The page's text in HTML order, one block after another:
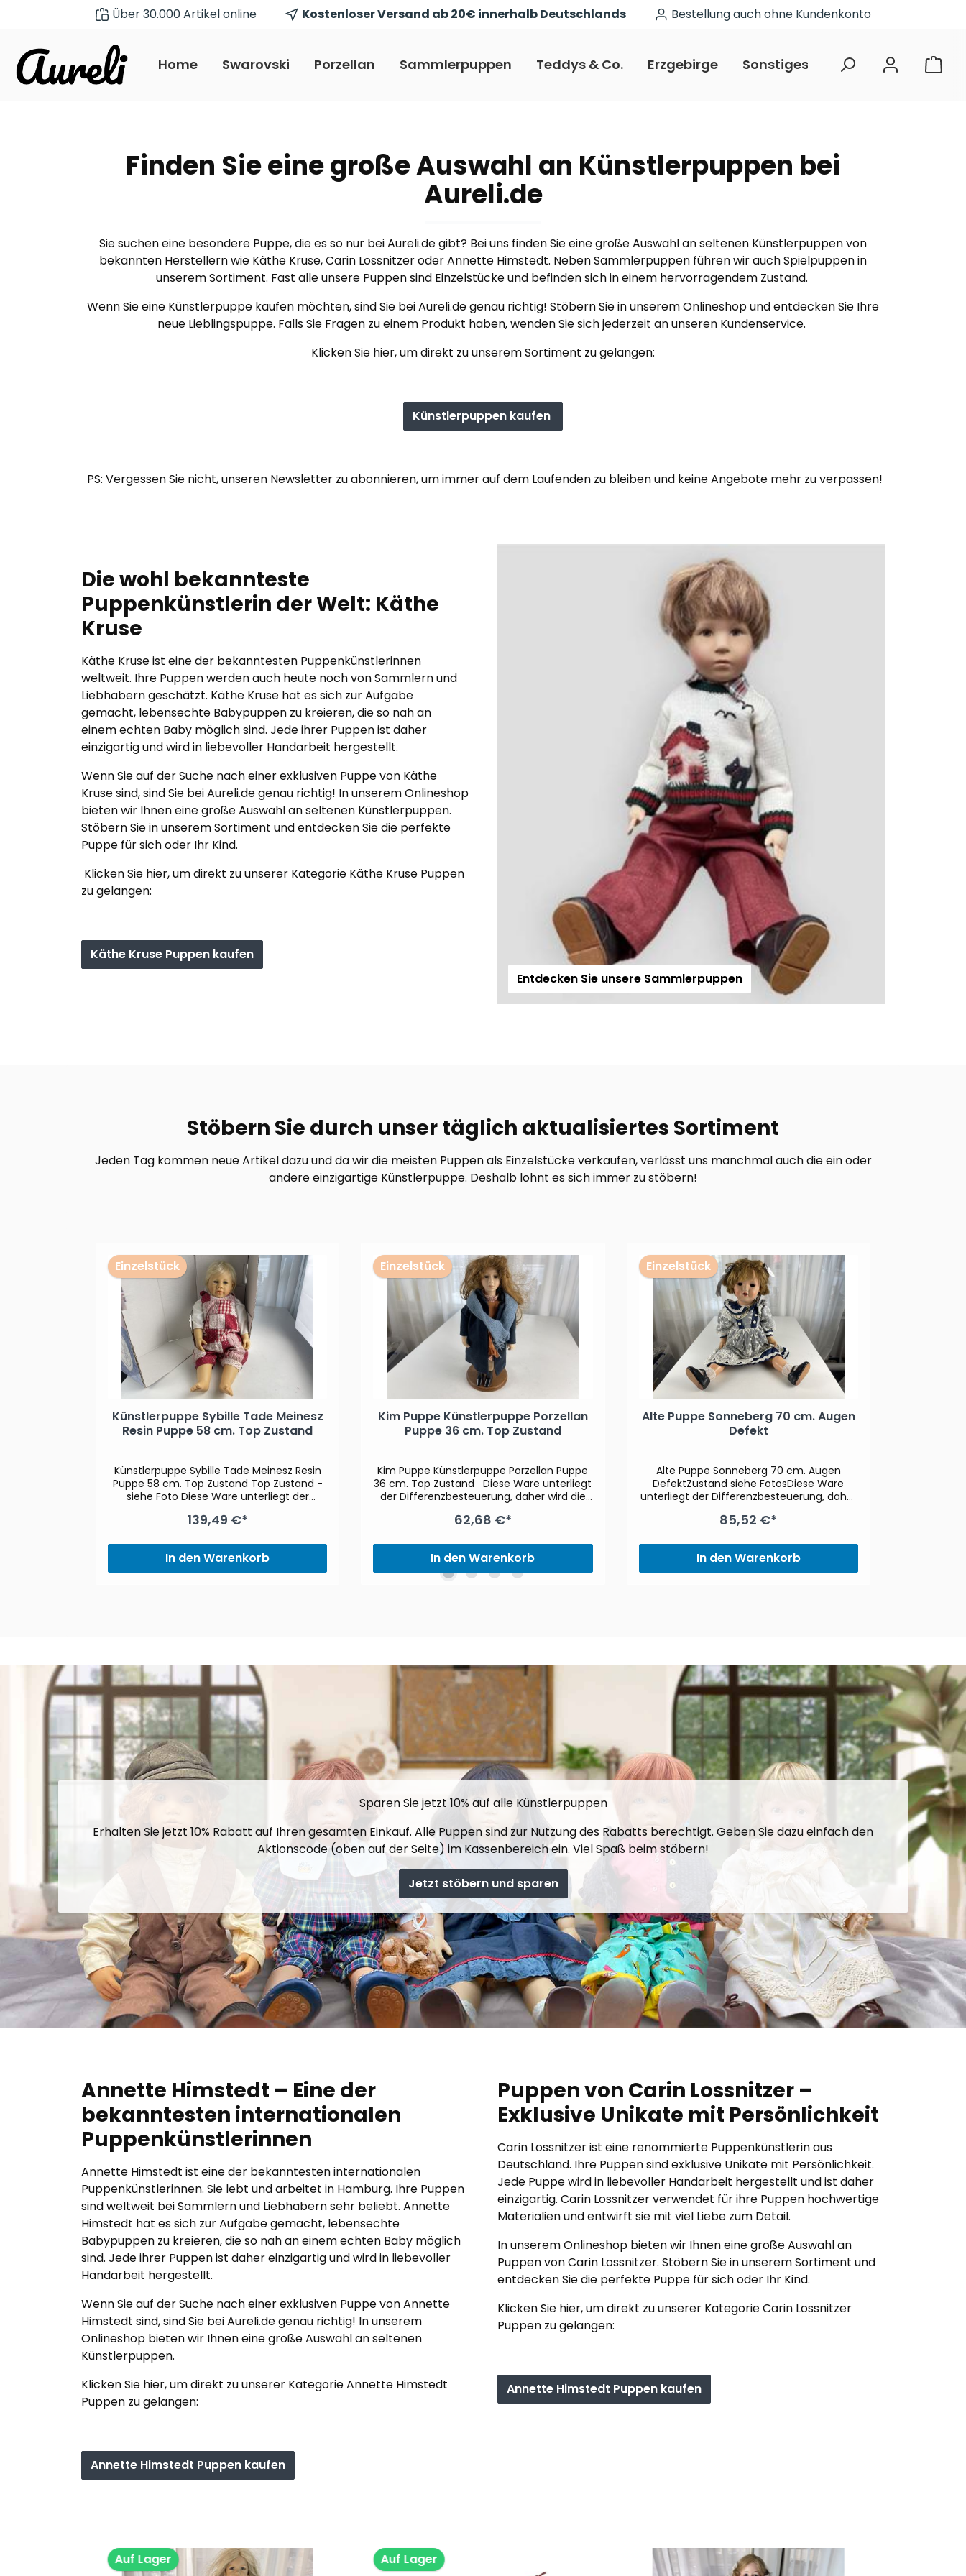
Zur Hauptnavigation springen
Über 30.000 Artikel online Kostenloser Versand ab 20€ innerhalb Deutschlands Bestellung auch ohne Kundenkonto
Home Swarovski Porzellan Sammlerpuppen Teddys & Co. Erzgebirge Sonstiges Restposten
Finden Sie eine große Auswahl an Künstlerpuppen bei
Aureli.de
Sie suchen eine besondere Puppe, die es so nur bei Aureli.de gibt? Bei uns finden Sie eine große Auswahl an seltenen Künstlerpuppen von
bekannten Herstellern wie Käthe Kruse, Carin Lossnitzer oder Annette Himstedt. Neben Sammlerpuppen führen wir auch Spielpuppen in
unserem Sortiment. Fast alle unsere Puppen sind Einzelstücke und befinden sich in einem hervorragendem Zustand.
Wenn Sie eine Künstlerpuppe kaufen möchten, sind Sie bei Aureli.de genau richtig! Stöbern Sie in unserem Onlineshop und entdecken Sie Ihre
neue Lieblingspuppe. Falls Sie Fragen zu einem Produkt haben, wenden Sie sich jederzeit an unseren Kundenservice.
Klicken Sie hier, um direkt zu unserem Sortiment zu gelangen:
Künstlerpuppen kaufen
PS: Vergessen Sie nicht, unseren Newsletter zu abonnieren, um immer auf dem Laufenden zu bleiben und keine Angebote mehr zu verpassen!
Die wohl bekannteste
Puppenkünstlerin der Welt: Käthe
Kruse
Käthe Kruse ist eine der bekanntesten Puppenkünstlerinnen
weltweit. Ihre Puppen werden auch heute noch von Sammlern und
Liebhabern geschätzt. Käthe Kruse hat es sich zur Aufgabe
gemacht, lebensechte Babypuppen zu kreieren, die so nah an
einem echten Baby möglich sind. Jede ihrer Puppen ist daher
einzigartig und wird in liebevoller Handarbeit hergestellt.
Wenn Sie auf der Suche nach einer exklusiven Puppe von Käthe
Kruse sind, sind Sie bei Aureli.de genau richtig! In unserem Onlineshop
bieten wir Ihnen eine große Auswahl an seltenen Künstlerpuppen.
Stöbern Sie in unserem Sortiment und entdecken Sie die perfekte
Puppe für sich oder Ihr Kind.
Klicken Sie hier, um direkt zu unserer Kategorie Käthe Kruse Puppen
zu gelangen:
Käthe Kruse Puppen kaufen
Entdecken Sie unsere Sammlerpuppen
Stöbern Sie durch unser täglich aktualisiertes Sortiment
Jeden Tag kommen neue Artikel dazu und da wir die meisten Puppen als Einzelstücke verkaufen, verlässt uns manchmal auch die ein oder
andere einzigartige Künstlerpuppe. Deshalb lohnt es sich immer zu stöbern!
Einzelstück
Künstlerpuppe Sybille Tade Meinesz
Resin Puppe 58 cm. Top Zustand
Künstlerpuppe Sybille Tade Meinesz Resin
Puppe 58 cm. Top Zustand Top Zustand -
siehe Foto Diese Ware unterliegt der
Kaufpreis enthaltene Umsatzsteuer nicht
139,49 €*
In den Warenkorb
Einzelstück
Kim Puppe Künstlerpuppe Porzellan
Puppe 36 cm. Top Zustand
Kim Puppe Künstlerpuppe Porzellan Puppe
36 cm. Top Zustand Diese Ware unterliegt
der Differenzbesteuerung, daher wird die
nicht gesondert ausgewiesen
62,68 €*
In den Warenkorb
Einzelstück
Alte Puppe Sonneberg 70 cm. Augen
Defekt
Alte Puppe Sonneberg 70 cm. Augen
DefektZustand siehe FotosDiese Ware
unterliegt der Differenzbesteuerung, daher
Umsatzsteuer nicht gesondert
85,52 €*
In den Warenkorb
Sparen Sie jetzt 10% auf alle Künstlerpuppen
Erhalten Sie jetzt 10% Rabatt auf Ihren gesamten Einkauf. Alle Puppen sind zur Nutzung des Rabatts berechtigt. Geben Sie dazu einfach den
Aktionscode (oben auf der Seite) im Kassenbereich ein. Viel Spaß beim stöbern!
Jetzt stöbern und sparen
Annette Himstedt – Eine der
bekanntesten internationalen
Puppenkünstlerinnen
Annette Himstedt ist eine der bekanntesten internationalen
Puppenkünstlerinnen. Sie lebt und arbeitet in Hamburg. Ihre Puppen
sind weltweit bei Sammlern und Liebhabern sehr beliebt. Annette
Himstedt hat es sich zur Aufgabe gemacht, lebensechte
Babypuppen zu kreieren, die so nah an einem echten Baby möglich
sind. Jede ihrer Puppen ist daher einzigartig und wird in liebevoller
Handarbeit hergestellt.
Wenn Sie auf der Suche nach einer exklusiven Puppe von Annette
Himstedt sind, sind Sie bei Aureli.de genau richtig! In unserem
Onlineshop bieten wir Ihnen eine große Auswahl an seltenen
Künstlerpuppen.
Klicken Sie hier, um direkt zu unserer Kategorie Annette Himstedt
Puppen zu gelangen:
Annette Himstedt Puppen kaufen
Puppen von Carin Lossnitzer –
Exklusive Unikate mit Persönlichkeit
Carin Lossnitzer ist eine renommierte Puppenkünstlerin aus
Deutschland. Ihre Puppen sind exklusive Unikate mit Persönlichkeit.
Jede Puppe wird in liebevoller Handarbeit hergestellt und ist daher
einzigartig. Carin Lossnitzer verwendet für ihre Puppen hochwertige
Materialien und entwirft sie mit viel Liebe zum Detail.
In unserem Onlineshop bieten wir Ihnen eine große Auswahl an
Puppen von Carin Lossnitzer. Stöbern Sie in unserem Sortiment und
entdecken Sie die perfekte Puppe für sich oder Ihr Kind.
Klicken Sie hier, um direkt zu unserer Kategorie Carin Lossnitzer
Puppen zu gelangen:
Annette Himstedt Puppen kaufen
Auf Lager
Auf Lager